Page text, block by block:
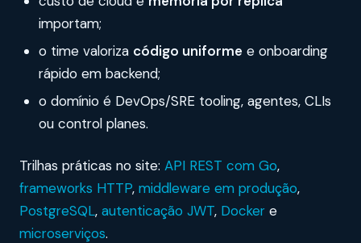
importam;
o time valoriza código uniforme e onboarding
rápido em backend;
o domínio é DevOps/SRE tooling, agentes, CLIs
ou control planes.
Trilhas práticas no site: API REST com Go,
frameworks HTTP, middleware em produção,
PostgreSQL, autenticação JWT, Docker e
microserviços.